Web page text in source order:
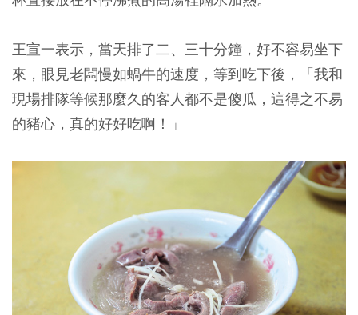
王宣一表示，當天排了二、三十分鐘，好不容易坐下
來，眼見老闆慢如蝸牛的速度，等到吃下後，「我和
現場排隊等候那麼久的客人都不是傻瓜，這得之不易
的豬心，真的好好吃啊！」